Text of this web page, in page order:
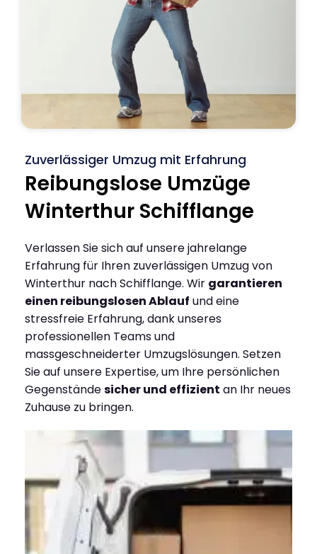
Zuverlässiger Umzug mit Erfahrung
Reibungslose Umzüge
Winterthur Schifflange
Verlassen Sie sich auf unsere jahrelange
Erfahrung für Ihren zuverlässigen Umzug von
Winterthur nach Schifflange. Wir garantieren
einen reibungslosen Ablauf und eine
stressfreie Erfahrung, dank unseres
professionellen Teams und
massgeschneiderter Umzugslösungen. Setzen
Sie auf unsere Expertise, um Ihre persönlichen
Gegenständesicher und effizient an Ihr neues
Zuhause zu bringen.